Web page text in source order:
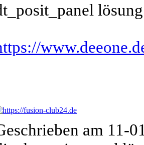
am 11-